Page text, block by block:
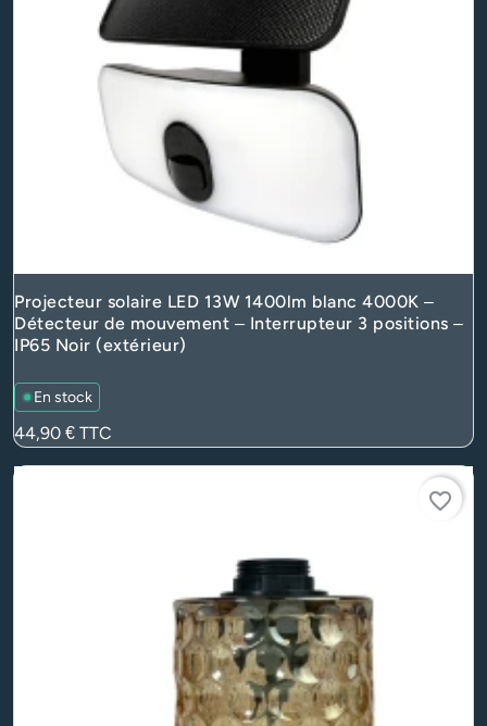
Projecteur solaire LED 13W 1400lm blanc 4000K –
Détecteur de mouvement – Interrupteur 3 positions –
IP65 Noir (extérieur)
En stock
Prix
44,90 € TTC
favorite_border